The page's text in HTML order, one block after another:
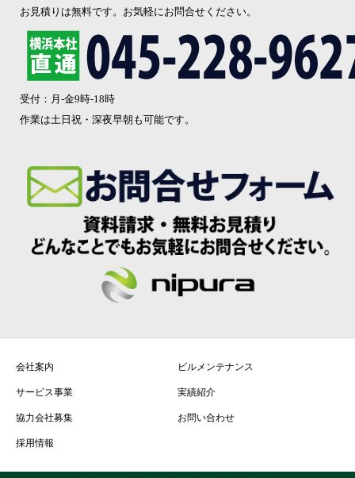
お見積りは無料です。お気軽にお問合せください。
受付：月-金9時-18時
作業は土日祝・深夜早朝も可能です。
会社案内 ビルメンテナンス
サービス事業 実績紹介
協力会社募集 お問い合わせ
採用情報